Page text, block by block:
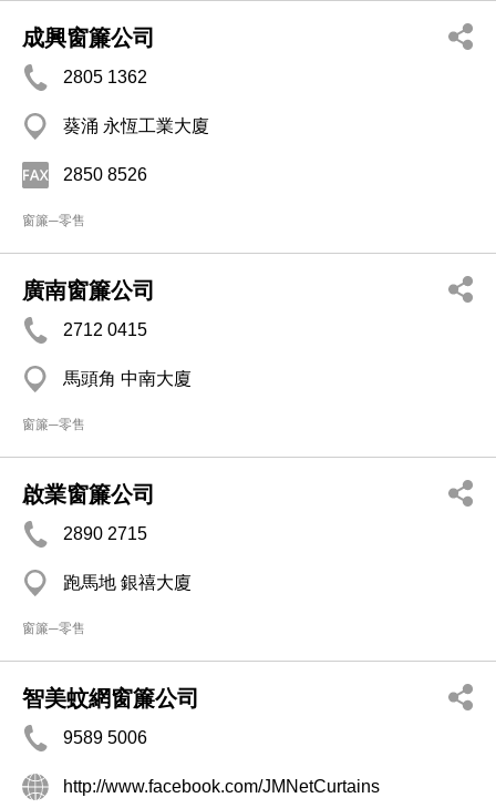
成興窗簾公司
2805 1362
葵涌 永恆工業大廈
2850 8526
窗簾─零售
廣南窗簾公司
2712 0415
馬頭角 中南大廈
窗簾─零售
啟業窗簾公司
2890 2715
跑馬地 銀禧大廈
窗簾─零售
智美蚊網窗簾公司
9589 5006
http://www.facebook.com/JMNetCurtains